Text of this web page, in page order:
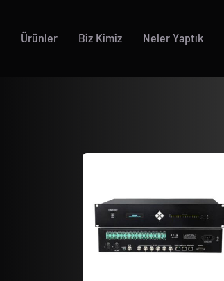
Ürünler Biz Kimiz Neler Yaptık